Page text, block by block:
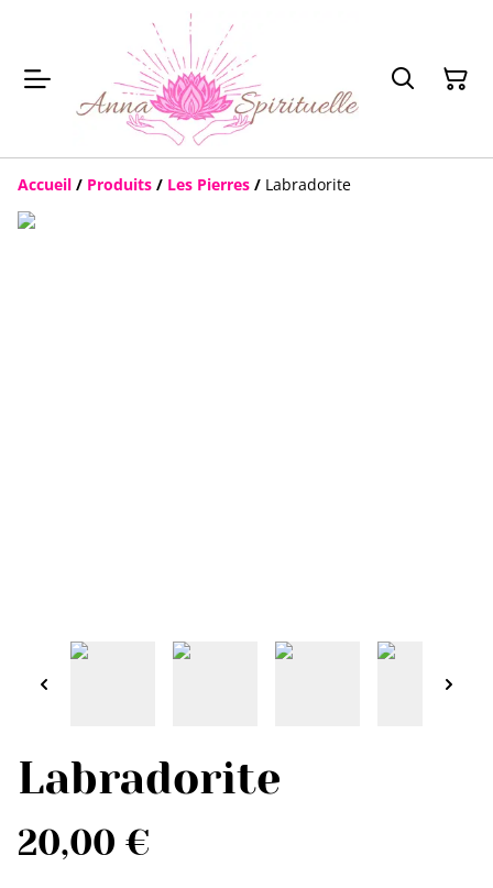
Accueil / Produits / Les Pierres / Labradorite
Labradorite
20,00 €